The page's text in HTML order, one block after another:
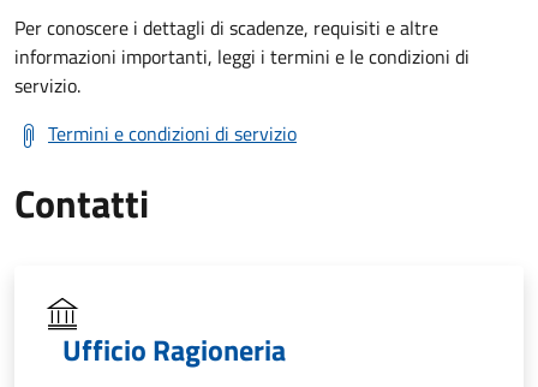
Per conoscere i dettagli di scadenze, requisiti e altre
informazioni importanti, leggi i termini e le condizioni di
servizio.
Termini e condizioni di servizio
Contatti
Ufficio Ragioneria